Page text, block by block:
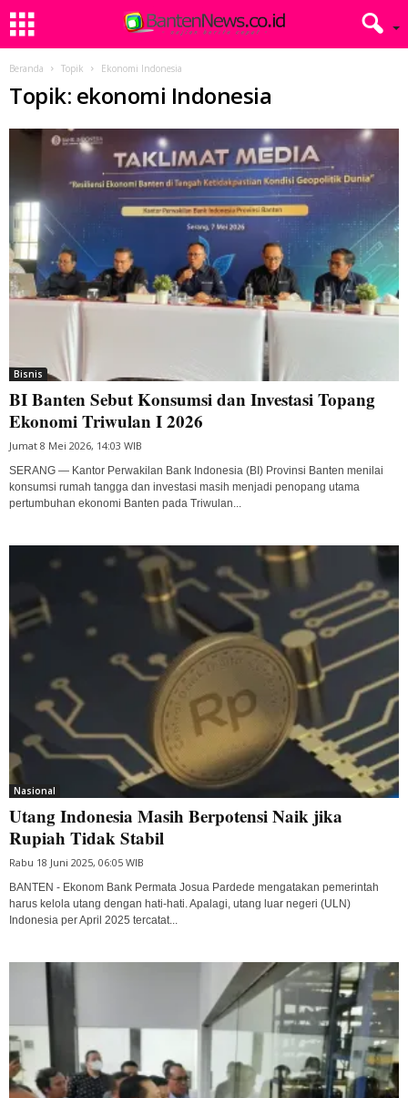
Beranda Topik Ekonomi Indonesia
Topik: ekonomi Indonesia
Bisnis
BI Banten Sebut Konsumsi dan Investasi Topang
Ekonomi Triwulan I 2026
Jumat 8 Mei 2026, 14:03 WIB
SERANG — Kantor Perwakilan Bank Indonesia (BI) Provinsi Banten menilai
konsumsi rumah tangga dan investasi masih menjadi penopang utama
pertumbuhan ekonomi Banten pada Triwulan...
Nasional
Utang Indonesia Masih Berpotensi Naik jika
Rupiah Tidak Stabil
Rabu 18 Juni 2025, 06:05 WIB
BANTEN - Ekonom Bank Permata Josua Pardede mengatakan pemerintah
harus kelola utang dengan hati-hati. Apalagi, utang luar negeri (ULN)
Indonesia per April 2025 tercatat...